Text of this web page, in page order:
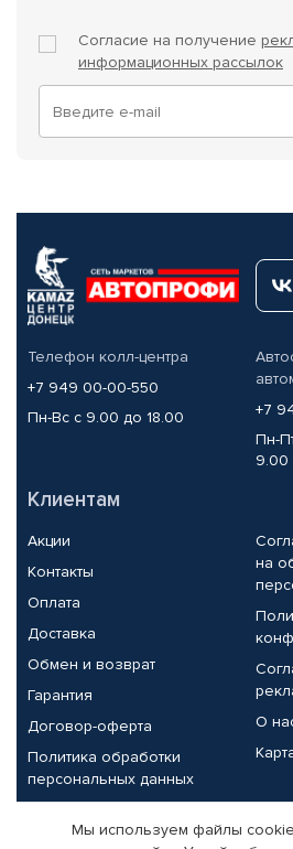
Согласие на получение
информационных рассылок
Телефон колл-центра
+7 949 00-00-550
Пн-Вс с 9.00 до 18.00
+7
Пн-
9.00
Клиентам
Акции
Контакты
Оплата
Доставка
Обмен и возврат
Гарантия
Договор-оферта
Политика обработки
персональных данных
на
О
Партнерам
Мы используем файлы